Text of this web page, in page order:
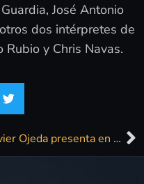
José Antonio
dos intérpretes de
Rubio y Chris Navas.
Javier Ojeda presenta en Torremolinos el videoclip de la canción ‘Kokomo’